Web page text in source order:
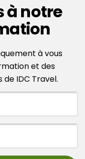
à notre
à vous
et des
IDC Travel.